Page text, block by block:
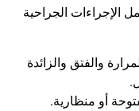
الإجراءات الجراحية
والفتق والزائدة
.
أو منظارية.